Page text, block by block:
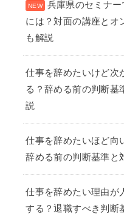
兵庫県のセミナ
には？対面の講座とオ
も解説
仕事を辞めたいけど次
る？辞める前の判断基
説
仕事を辞めたいほど向
辞める前の判断基準と
仕事を辞めたい理由が
する？退職すべき判断